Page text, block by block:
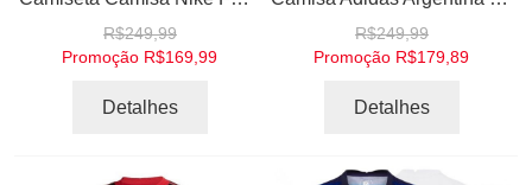
R$249,99
Promoção R$169,99
Detalhes
R$249,99
Promoção R$179,89
Detalhes